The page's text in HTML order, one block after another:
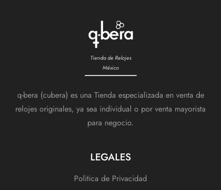
Tienda de Relojes
México
q-bera (cubera) es una Tienda especializada en venta de
relojes originales, ya sea individual o por venta mayorista
para negocio.
LEGALES
Politica de Privacidad